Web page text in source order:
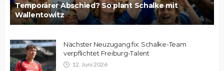
Temporärer Abschied? So plant Schalke mit
Wallentowitz
Nächster Neuzugang fix: Schalke-Team
verpflichtet Freiburg-Talent
12. Juni 2026